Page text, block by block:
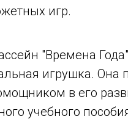
игр.
"Времена
игрушка. Она
в его
учебного